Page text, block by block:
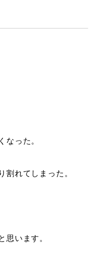
なった。
割れてしまった。
思います。